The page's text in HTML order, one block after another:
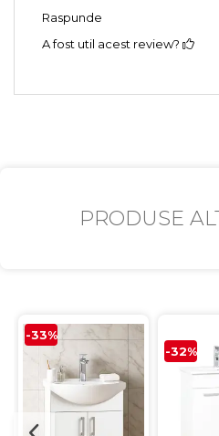
Raspunde
A fost util acest review?
PRODUSE
-33%
-32%